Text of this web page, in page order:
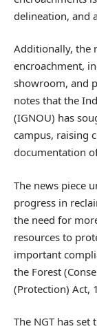
delineation, and
Additionally, the
encroachment,
showroom, and
notes that the
(IGNOU) has
campus, raising
documentation
The news piece
progress in
the need for
resources to
important
the Forest
(Protection) Act,
The NGT has